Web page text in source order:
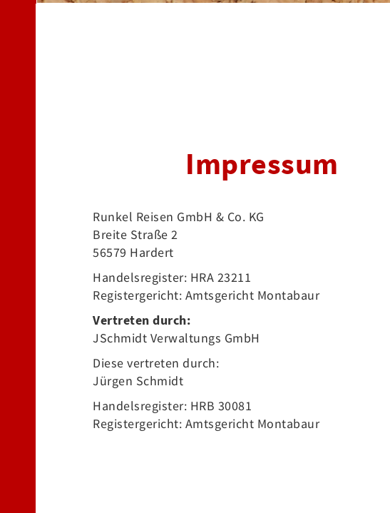
Impressum
Runkel Reisen GmbH & Co. KG
Breite Straße 2
56579 Hardert
Handelsregister: HRA 23211
Registergericht: Amtsgericht Montabaur
Vertreten durch:
JSchmidt Verwaltungs GmbH
Diese vertreten durch:
Jürgen Schmidt
Handelsregister: HRB 30081
Registergericht: Amtsgericht Montabaur